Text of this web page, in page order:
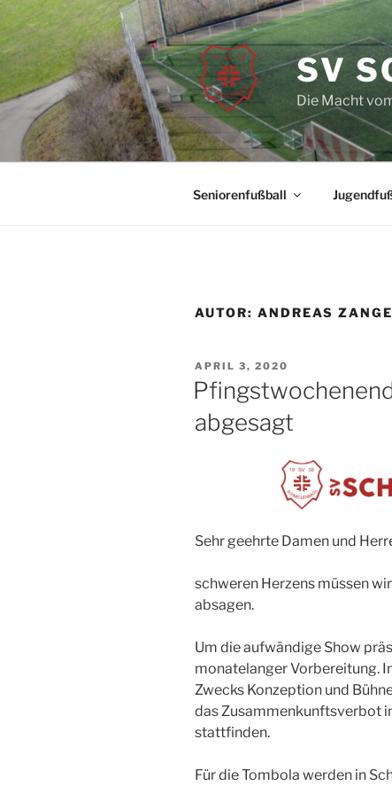
Zum
Inhalt
springen
SV
Die Macht
Seniorenfußball
AUTOR: ANDREAS
VERÖFFENTLICHT
AM
APRIL 3, 2020
abgesagt
Sehr geehrte Damen und
schweren Herzens müssen
absagen.
Um die aufwändige Show
monatelanger Vorbereitung.
Zwecks Konzeption und
das Zusammenkunftsverbot
stattfinden.
Für die Tombola werden in